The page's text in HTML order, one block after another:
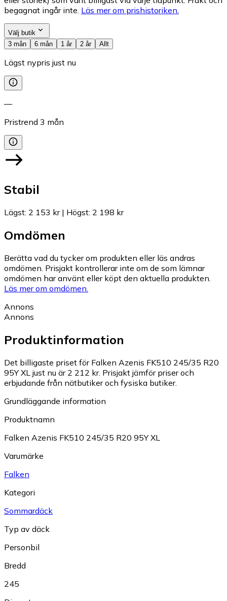
begagnat ingår inte. Läs mer om prishistoriken.
Välj butik
3 mån
6 mån 1 år 2 år Allt
Lägst nypris just nu
—
Pristrend 3 mån
Stabil
Lägst: 2 153 kr| Högst: 2 198 kr
Omdömen
Berätta vad du tycker om produkten eller läs andras
omdömen. Prisjakt kontrollerar inte om de som lämnar
omdömen har använt eller köpt den aktuella produkten.
Läs mer om omdömen.
Annons
Annons
Produktinformation
Det billigaste priset för Falken Azenis FK510 245/35 R20
95Y XL just nu är 2 212 kr. Prisjakt jämför priser och
erbjudande från nätbutiker och fysiska butiker.
Grundläggande information
Produktnamn
Falken Azenis FK510 245/35 R20 95Y XL
Varumärke
Falken
Kategori
Sommardäck
Typ av däck
Personbil
Bredd
245